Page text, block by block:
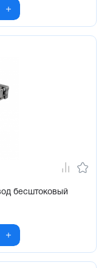
бесштоковый